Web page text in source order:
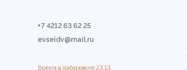
+7 4212 63 62 25
evseidv@mail.ru
Время в Хабаровске 23:13